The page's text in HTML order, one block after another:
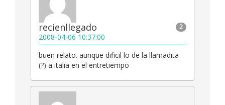
2
recienllegado
2008-04-06 10:37:00
buen relato. aunque dificil lo de la llamadita
(?) a italia en el entretiempo